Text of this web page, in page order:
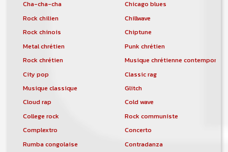
Cha-cha-cha
Chicago blues
Rock chilien
Chillwave
Rock chinois
Chiptune
Metal chrétien
Punk chrétien
Rock chrétien
Musique chrétienne
City pop
Classic rag
Musique classique
Glitch
Cloud rap
Cold wave
College rock
Rock communiste
Complextro
Concerto
Rumba congolaise
Contradanza